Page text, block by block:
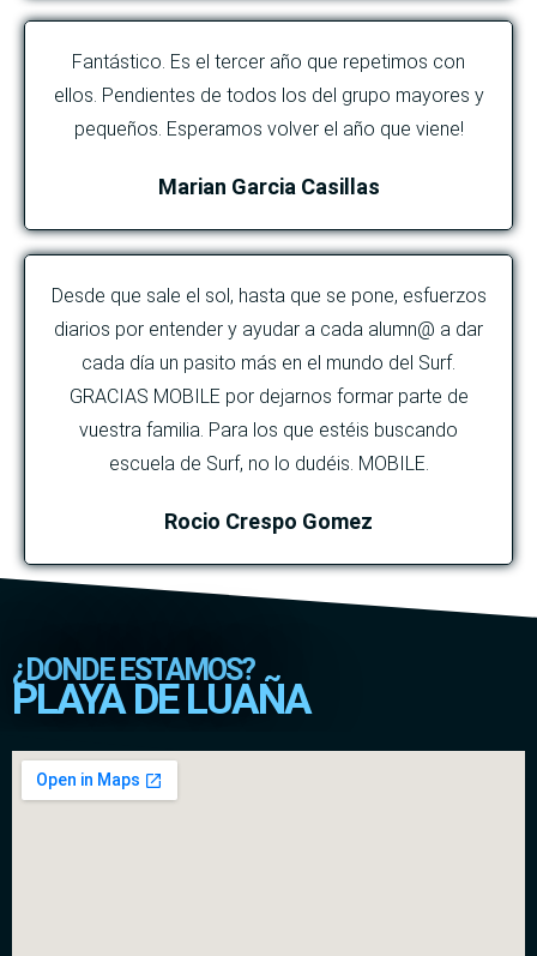
Fantástico. Es el tercer año que repetimos con
ellos. Pendientes de todos los del grupo mayores y
pequeños. Esperamos volver el año que viene!
Marian Garcia Casillas
Desde que sale el sol, hasta que se pone, esfuerzos
diarios por entender y ayudar a cada alumn@ a dar
cada día un pasito más en el mundo del Surf.
GRACIAS MOBILE por dejarnos formar parte de
vuestra familia. Para los que estéis buscando
escuela de Surf, no lo dudéis. MOBILE.
Rocio Crespo Gomez
¿DONDE ESTAMOS?
PLAYA DE LUAÑA